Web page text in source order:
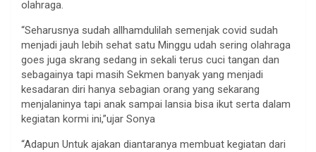
olahraga.
“Seharusnya sudah allhamdulilah semenjak covid sudah
menjadi jauh lebih sehat satu Minggu udah sering olahraga
goes juga skrang sedang in sekali terus cuci tangan dan
sebagainya tapi masih Sekmen banyak yang menjadi
kesadaran diri hanya sebagian orang yang sekarang
menjalaninya tapi anak sampai lansia bisa ikut serta dalam
kegiatan kormi ini,”ujar Sonya
“Adapun Untuk ajakan diantaranya membuat kegiatan dari